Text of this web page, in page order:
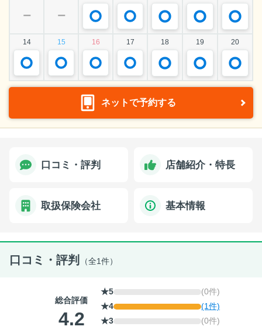
ー ー
14 15 16 17 18 19 20
ネットで予約する
口コミ・評判 店舗紹介・特長
取扱保険会社 基本情報
口コミ・評判 （全1件）
総合評価
4.2
★5
(0件)
★4
(1件)
★3
(0件)